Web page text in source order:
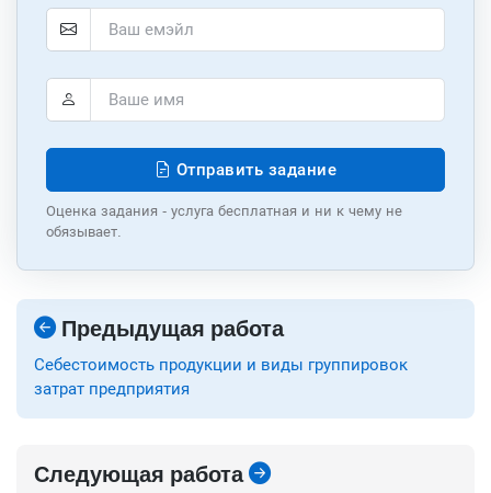
Отправить задание
Оценка задания - услуга бесплатная и ни к чему не
обязывает.
Предыдущая работа
Себестоимость продукции и виды группировок
затрат предприятия
Следующая работа